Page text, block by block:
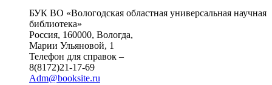
БУК ВО «Вологодская областная универсальная научная
библиотека»
Россия, 160000, Вологда,
Марии Ульяновой, 1
Телефон для справок –
8(8172)21-17-69
Adm@booksite.ru